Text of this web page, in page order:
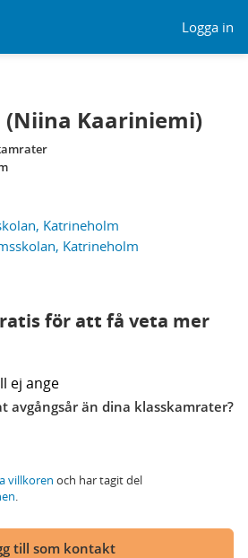
Logga in
(Niina Kaariniemi)
Katrineholm
Katrineholm
för att få veta mer
ej ange
avgångsår än dina klasskamrater?
villkoren och har tagit del
.
till som kontakt